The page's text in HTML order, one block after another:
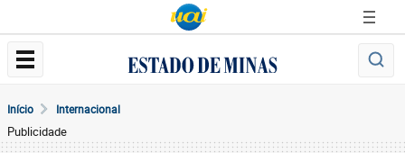
Início Internacional
Publicidade